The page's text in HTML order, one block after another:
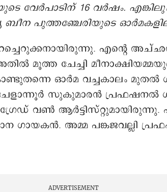
വേർപാടിന് 16 വർഷം.
ബീന പുത്തഞ്ചേരിയുടെ
എന്റെ
അതിൽ മൂത്ത ചേച്ചി
ഓർമ വച്ചകാലം മുതൽ
സുകുമാരൻ പ്രഫഷനൽ
വൺ ആർട്ടിസ്റ്റുമായിരുന്നു.
ഗായകൻ. അമ്മ പങ്കജവല്ലി
ADVERTISEMENT